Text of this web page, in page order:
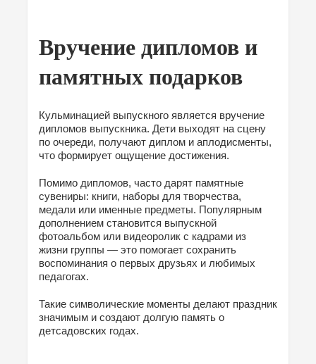
Вручение дипломов и
памятных подарков
Кульминацией выпускного является вручение
дипломов выпускника. Дети выходят на сцену
по очереди, получают диплом и аплодисменты,
что формирует ощущение достижения.
Помимо дипломов, часто дарят памятные
сувениры: книги, наборы для творчества,
медали или именные предметы. Популярным
дополнением становится выпускной
фотоальбом или видеоролик с кадрами из
жизни группы — это помогает сохранить
воспоминания о первых друзьях и любимых
педагогах.
Такие символические моменты делают праздник
значимым и создают долгую память о
детсадовских годах.